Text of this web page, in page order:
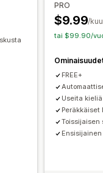
Viivakoodit
numerointi
PRO
$9.99/
tai $99.90/
FREE+
Useita
Peräkkäiset